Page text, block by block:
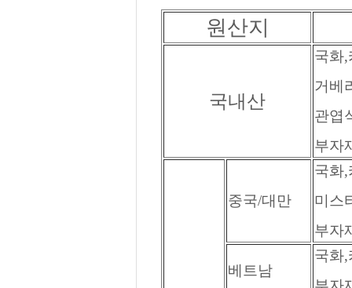
원산지
국내산
국화
거베
관엽
부자
중국/대만
국화
미스
부자
베트남
국화